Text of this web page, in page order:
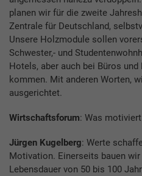
planen wir für die zweite
Zentrale für Deutschland,
Unsere Holzmodule sollen
Schwester,- und
Hotels, aber auch bei Büros
kommen. Mit anderen Worten,
ausgerichtet.
Wirtschaftsforum: Was
Jürgen Kugelberg: Werte
Motivation. Einerseits bauen
Lebensdauer von 50 bis 100